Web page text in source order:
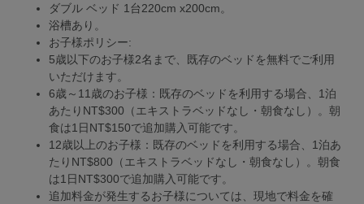
ダブル ベッド 1台220cm x200cm。
浴槽あり。
お子様ポリシー:
5歳以下のお子様2名まで、既存のベッドを無料でご利用
いただけます。
6歳～11歳のお子様：既存のベッドを利用する場合、1泊
あたりNT$300（エキストラベッドなし・朝食なし）。朝
食は1日NT$150で追加購入可能です。
12歳以上のお子様：既存のベッドを利用する場合、1泊あ
たりNT$800（エキストラベッドなし・朝食なし）。朝食
は1日NT$300で追加購入可能です。
追加料金が発生するお子様については、現地で料金を確